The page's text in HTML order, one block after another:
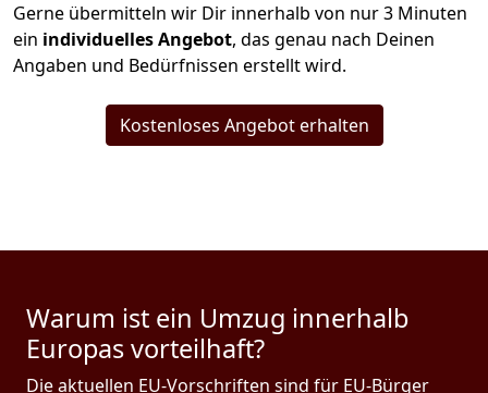
Gerne übermitteln wir Dir innerhalb von nur3 Minuten
ein individuelles Angebot, das genau nach Deinen
Angaben und Bedürfnissen erstellt wird.
Kostenloses Angebot erhalten
Warum ist ein Umzug innerhalb
Europas vorteilhaft?
Die aktuellen EU-Vorschriften sind für EU-Bürger